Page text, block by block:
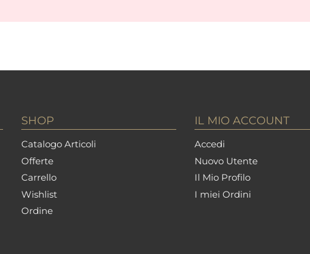
SHOP
Catalogo Articoli
Offerte
Carrello
Wishlist
Ordine
IL MIO ACCOUNT
Accedi
Nuovo Utente
Il Mio Profilo
I miei Ordini